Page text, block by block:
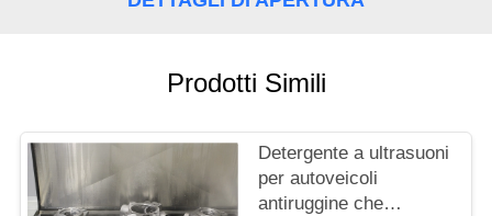
MAPPA
DEL
SITO
Prodotti Simili
Detergente a ultrasuoni
per autoveicoli
antiruggine che